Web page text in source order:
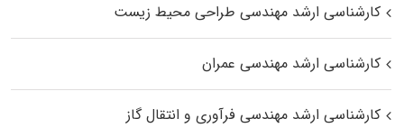
کارشناسی ارشد مهندسی طراحی محیط زیست
کارشناسی ارشد مهندسی عمران
کارشناسی ارشد مهندسی فرآوری و انتقال گاز